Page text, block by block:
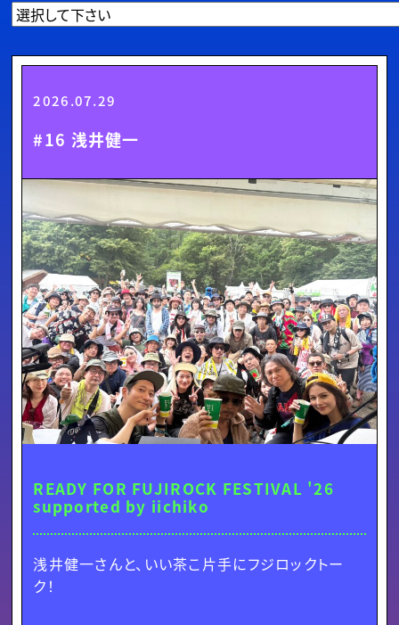
2026.07.29
#16 浅井健一
READY FOR FUJIROCK FESTIVAL '26
supported by iichiko
浅井健一さんと、いい茶こ片手にフジロックトー
ク！